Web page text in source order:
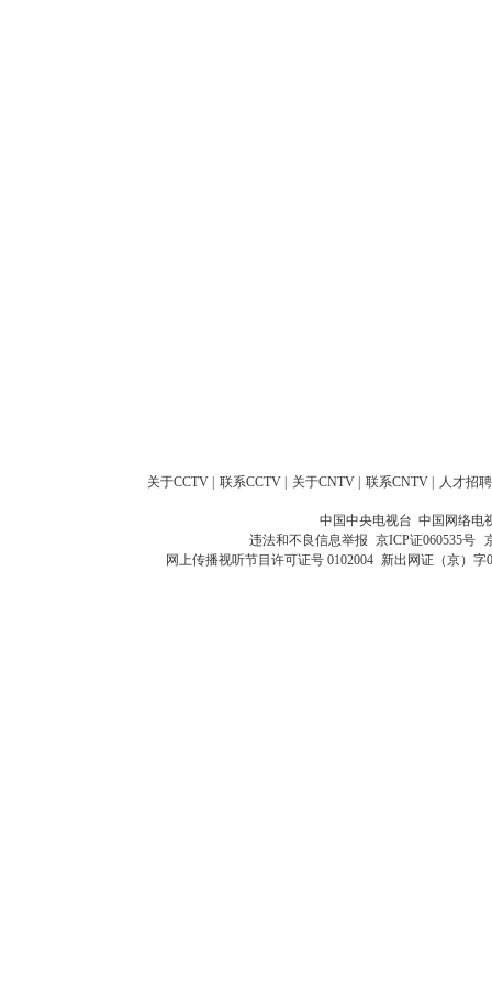
关于CCTV 联系CCTV 关于CNTV 联系CNTV 人才招聘
中国中央电视台 中国网络电
违法和不良信息举报 京ICP证060535号
网上传播视听节目许可证号 0102004 新出网证（京）